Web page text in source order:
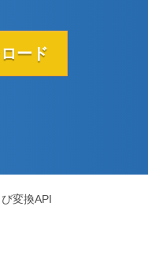
ード
変換API